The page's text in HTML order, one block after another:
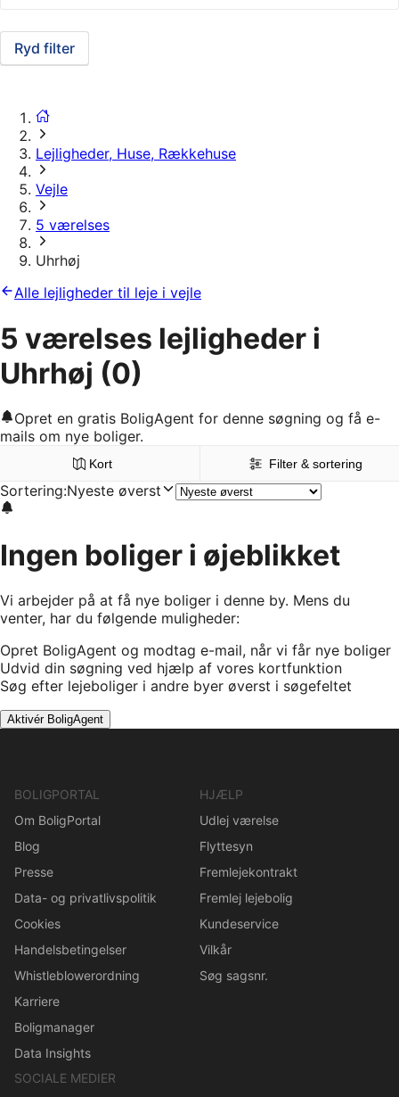
Ryd filter
Lejligheder, Huse, Rækkehuse
Vejle
5 værelses
Uhrhøj
Alle lejligheder til leje i vejle
5 værelses lejligheder i
Uhrhøj (0)
Opret en gratis BoligAgent for denne søgning og få e-
mails om nye boliger.
Kort Filter & sortering
Sortering:Nyeste øverst
Ingen boliger i øjeblikket
Vi arbejder på at få nye boliger i denne by. Mens du
venter, har du følgende muligheder:
Opret BoligAgent og modtag e-mail, når vi får nye boliger
Udvid din søgning ved hjælp af vores kortfunktion
Søg efter lejeboliger i andre byer øverst i søgefeltet
Aktivér BoligAgent
BOLIGPORTAL
Om BoligPortal
Blog
Presse
Data- og privatlivspolitik
Cookies
Handelsbetingelser
Whistleblowerordning
Karriere
Boligmanager
Data Insights
HJÆLP
Udlej værelse
Flyttesyn
Fremlejekontrakt
Fremlej lejebolig
Kundeservice
Vilkår
Søg sagsnr.
SOCIALE MEDIER